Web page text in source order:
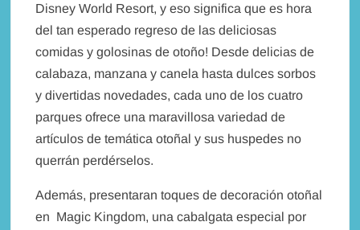
Disney World Resort, y eso significa que es hora
del tan esperado regreso de las deliciosas
comidas y golosinas de otoño! Desde delicias de
calabaza, manzana y canela hasta dulces sorbos
y divertidas novedades, cada uno de los cuatro
parques ofrece una maravillosa variedad de
artículos de temática otoñal y sus huspedes no
querrán perdérselos.
Además, presentaran toques de decoración otoñal
en Magic Kingdom, una cabalgata especial por